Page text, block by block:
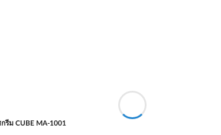
รีม CUBE MA-1001